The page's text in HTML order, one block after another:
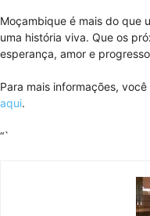
Moçambique é mais do que
uma história viva. Que os
esperança, amor e
Para mais informações,
aqui.
“`